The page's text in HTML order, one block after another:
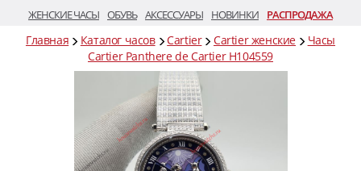
ЖЕНСКИЕ ЧАСЫ ОБУВЬ АКСЕССУАРЫ НОВИНКИ РАСПРОДАЖА
Главная Каталог часов Cartier Cartier женские
Часы
Cartier Panthere de Cartier H104559